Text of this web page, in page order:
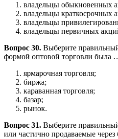
владельцы обыкновенных
владельцы краткосрочных
владельцы
владельцы первичных
Вопрос 30. Выберите
формой оптовой торговли была
ярмарочная торговля;
биржа;
караванная торговля;
базар;
рынок.
Вопрос 31. Выберите
или частично продаваемые